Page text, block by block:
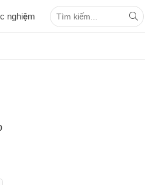
nghiệm